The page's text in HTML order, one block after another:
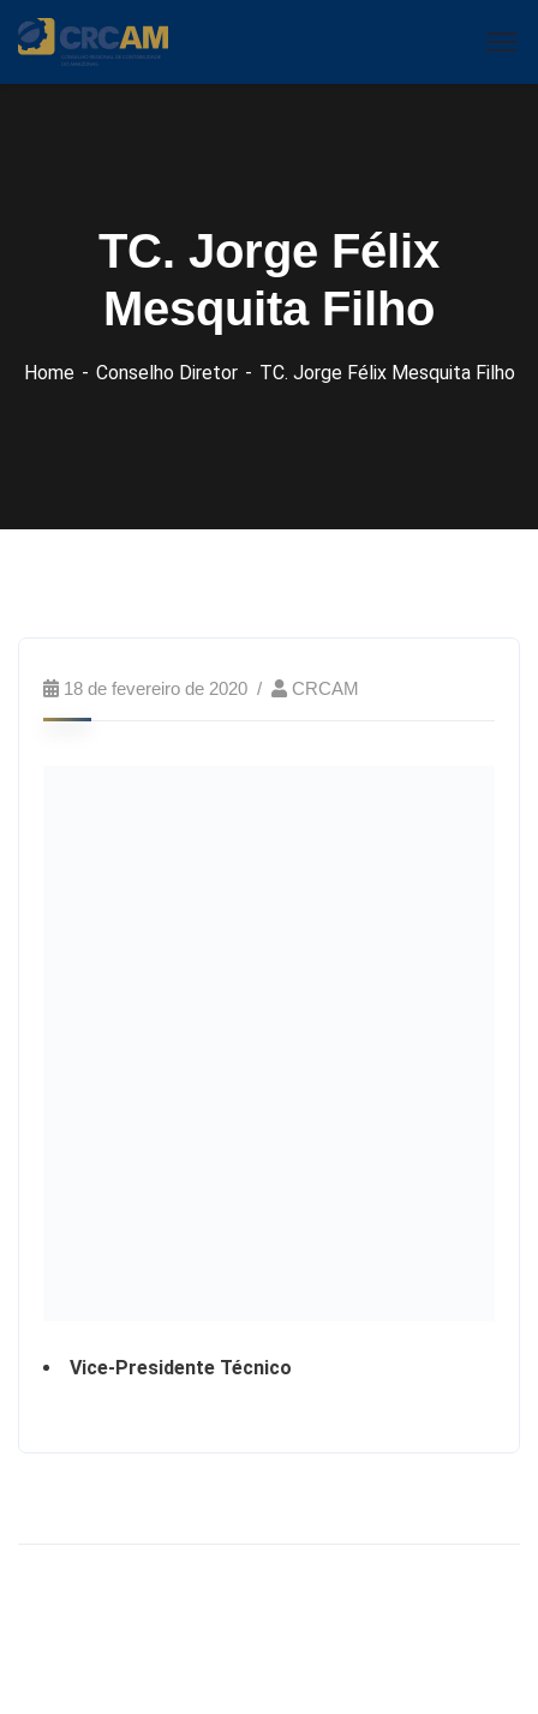
TC. Jorge Félix
Mesquita Filho
Home Conselho Diretor TC. Jorge Félix Mesquita Filho
18 de fevereiro de 2020 CRCAM
Vice-Presidente Técnico